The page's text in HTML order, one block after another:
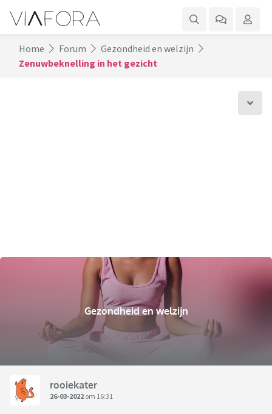
Home Forum
Gezondheid en welzijn
Zenuwbeknelling in het gezicht
Gezondheid en welzijn
rooiekater
26-03-2022 om 16:31